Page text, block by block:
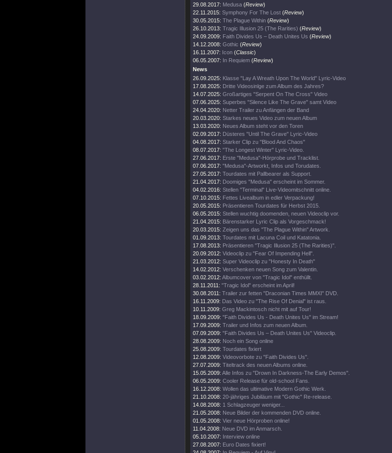
29.08.2017: Medusa (Review)
22.11.2015: Symphony For The Lost (Review)
30.05.2015: The Plague Within (Review)
26.10.2013: Tragic Illusion 25 (The Rarities) (Review)
24.09.2009: Faith Divides Us – Death Unites Us (Review)
14.12.2008: Gothic (Review)
16.11.2007: Icon (Classic)
06.05.2007: In Requiem (Review)
News
26.09.2025: Klasse "Lay A Wreath Upon The World" Lyric-Video
17.08.2025: Dritte Videosinlge zum Album des Jahres?
14.07.2025: Großartiges "Serpent On The Cross" Video
07.06.2025: Superbes "Silence Like The Grave" samt Video
24.04.2020: Netter Trailer zu Anfängen der Band
20.03.2020: Starkes neues Video zum neuen Album
13.03.2020: Neues Album steht vor den Toren
02.09.2017: Düsteres "Until The Grave" Lyric-Video
04.08.2017: Starker Clip zu "Blood And Chaos"
08.07.2017: "The Longest Winter" Lyric-Video.
27.06.2017: Erste "Medusa"-Hörprobe und Tracklist.
07.06.2017: "Medusa"-Artworkt, Infos und Torudates.
27.05.2017: Tourdates mit Pallbearer als Support.
21.04.2017: Doomiges "Medusa" erscheint im Sommer.
04.02.2016: Stellen "Terminal" Live-Videomitschnitt online.
07.10.2015: Fettes Livealbum in edler Verpackung!
20.05.2015: Präsentieren Tourdates für Herbst 2015.
06.05.2015: Stellen wuchtig doomenden, neuen Videoclip vor.
21.04.2015: Bärenstarker Lyric Clip als Vorgeschmack!
20.03.2015: Zeigen uns das "The Plague Within" Artwork.
01.09.2013: Tourdates mit Lacuna Coil und Katatonia.
17.08.2013: Präsentieren "Tragic Illusion 25 (The Rarities)".
20.09.2012: Videoclip zu "Fear Of Impending Hell".
21.03.2012: Super Videoclip zu "Honesty In Death"
14.02.2012: Verschenken neuen Song zum Valentin.
03.02.2012: Albumcover von "Tragic Idol" enthüllt.
28.11.2011: "Tragic Idol" erscheint im April!
30.08.2011: Trailer zur fetten "Draconian Times MMXI" DVD.
16.11.2009: Das Video zu "The Rise Of Denial" ist raus.
10.11.2009: Greg Mackintosch nicht mit auf Tour!
18.09.2009: "Faith Divides Us - Death Unites Us" im Stream!
17.09.2009: Trailer und Infos zum neuen Album.
07.09.2009: "Faith Divides Us – Death Unites Us" Videoclip.
28.08.2009: Noch ein Song online
25.08.2009: Tourdates fixiert
12.08.2009: Videovorbote zu "Faith Divides Us".
27.07.2009: Titeltrack des neuen Albums online.
15.05.2009: Alle Infos zu "Drown In Darkness-The Early Demos".
06.05.2009: Cooler Release für old-school Fans.
16.12.2008: Wollen das ultimative Modern Gothic Werk.
21.10.2008: 20-jähriges Jubiläum mit "Gothic" Re-release.
14.08.2008: 1 Schlagzeuger weniger...
21.05.2008: Neue Bilder der kommenden DVD online.
01.05.2008: Vier neue Hörproben online!
11.04.2008: Neue DVD im Anmarsch.
05.10.2007: Interview online
27.08.2007: Euro Dates fixiert!